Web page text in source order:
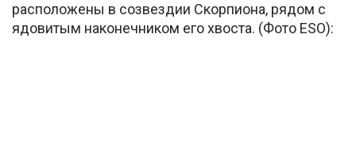
расположены в созвездии Скорпиона, рядом с
ядовитым наконечником его хвоста. (Фото ESO):